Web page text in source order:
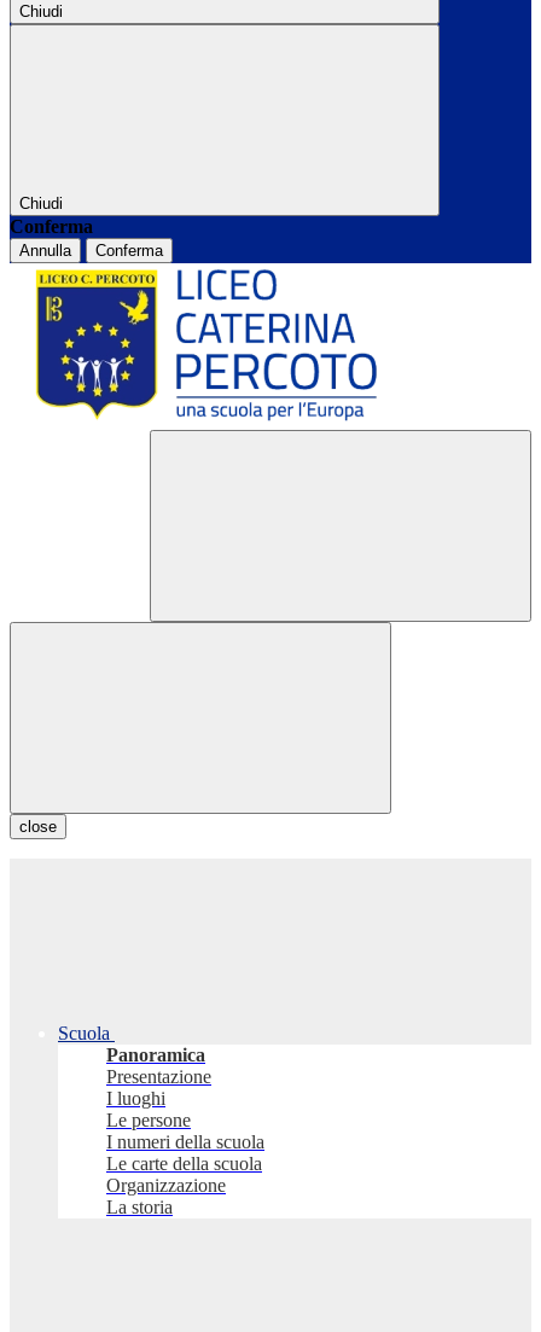
Chiudi
Chiudi
Conferma
Annulla Conferma
close
Scuola
Panoramica
Presentazione
I luoghi
Le persone
I numeri della scuola
Le carte della scuola
Organizzazione
La storia